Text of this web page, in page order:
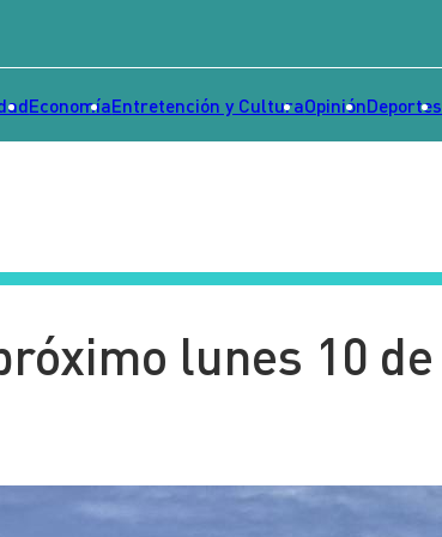
EconomíaEntretención y CulturaOpiniónDeportes
lunes 10 de